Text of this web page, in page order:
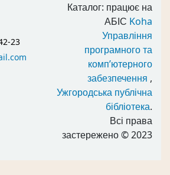
23
Каталог: працює на
АБІС Koha
Управління
програмного та
комп’ютерного
забезпечення ,
Ужгородська публічна
бібліотека.
Всі права
застережено© 2023